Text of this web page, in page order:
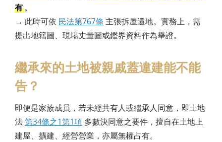
有。
→ 此時可依 民法第767條 主張拆屋還地。實務上，需
提出地籍圖、現場丈量圖或鑑界資料作為舉證。
繼承來的土地被親戚蓋違建能不能
告？
即便是家族成員，若未經共有人或繼承人同意，即土地
法第34條之1第1項 多數決同意之要件，擅自在土地上
建屋、擴建、經營營業，亦屬無權占有。